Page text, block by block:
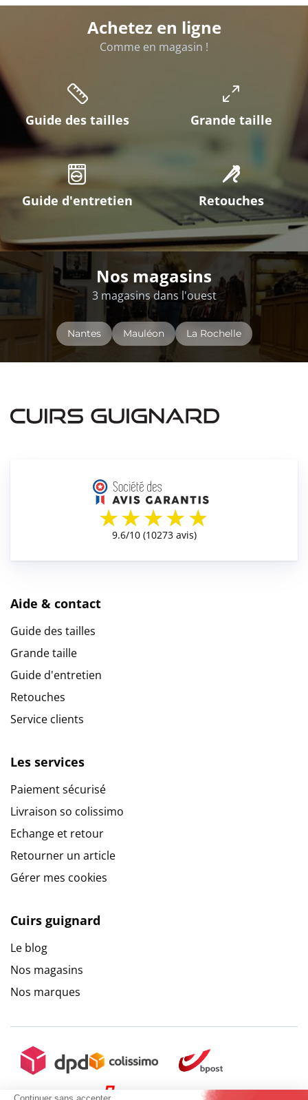
Continuer sans accepter
Achetez en ligne
Comme en magasin !
Guide des tailles Grande taille
Guide d'entretien Retouches
Nos magasins
3 magasins dans l'ouest
Nantes Mauléon La Rochelle
Aide & contact
Guide des tailles
Grande taille
Guide d'entretien
Retouches
Service clients
Les services
Paiement sécurisé
Livraison so colissimo
Echange et retour
Retourner un article
Gérer mes cookies
Cuirs guignard
Le blog
Nos magasins
Nos marques